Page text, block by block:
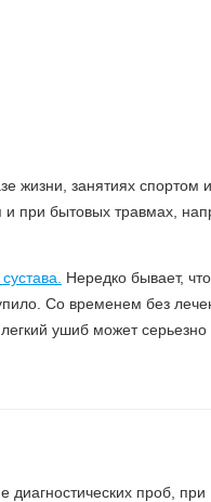
жизни, занятиях спортом и
и при бытовых травмах,
Нередко бывает, что
Со временем без
ушиб может серьезно
диагностических проб, при